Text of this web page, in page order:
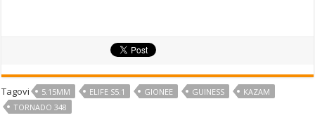
Tagovi 5.15MM ELIFE S5.1 GIONEE GUINESS
KAZAM
TORNADO 348